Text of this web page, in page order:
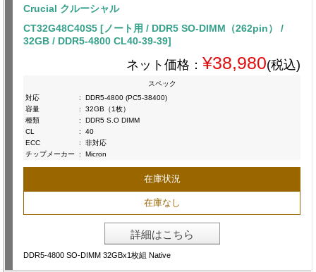
Crucial クルーシャル
CT32G48C40S5 [ノート用 / DDR5 SO-DIMM（262pin） /
32GB / DDR5-4800 CL40-39-39]
ネット価格： ¥38,980(税込)
スペック
対応
:
DDR5-4800 (PC5-38400)
容量
:
32GB（1枚）
種類
:
DDR5 S.O DIMM
CL
:
40
ECC
:
非対応
チップメーカー
: Micron
在庫状況
在庫なし
詳細はこちら
DDR5-4800 SO-DIMM 32GBx1枚組 Native